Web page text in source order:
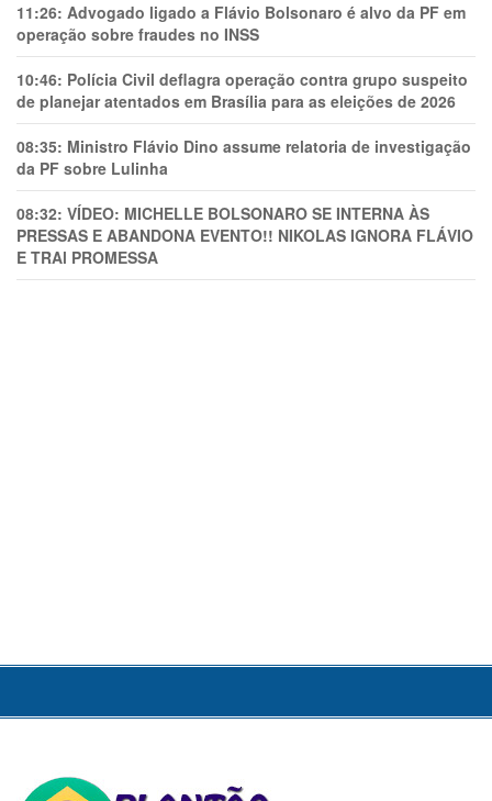
11:26: Advogado ligado a Flávio Bolsonaro é alvo da PF em
operação sobre fraudes no INSS
10:46: Polícia Civil deflagra operação contra grupo suspeito
de planejar atentados em Brasília para as eleições de 2026
08:35: Ministro Flávio Dino assume relatoria de investigação
da PF sobre Lulinha
08:32: VÍDEO: MICHELLE BOLSONARO SE INTERNA ÀS
PRESSAS E ABANDONA EVENTO!! NIKOLAS IGNORA FLÁVIO
E TRAl PROMESSA